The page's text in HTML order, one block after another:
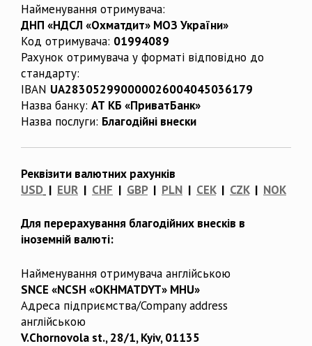
Найменування отримувача:
ДНП «НДСЛ «Охматдит» МОЗ України»
Код отримувача: 01994089
Рахунок отримувача у форматі відповідно до
стандарту:
IBAN UA283052990000026004045036179
Назва банку: АТ КБ «ПриватБанк»
Назва послуги: Благодійні внески
Реквізити валютних рахунків
USD | EUR | CHF | GBP| PLN | CEK| CZK| NOK
Для перерахування благодійних внесків в
іноземній валюті:
Найменування отримувача англійською
SNCE «NCSH «OKHMATDYT» MHU»
Адреса підприємства/Company address
англійською
V.Chornovola st., 28/1, Kyiv, 01135